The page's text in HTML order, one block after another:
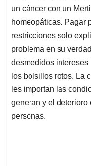
un cáncer con un
homeopáticas. Pagar
restricciones solo
problema en su
desmedidos intereses
los bolsillos rotos. La
les importan las
generan y el deterioro
personas.